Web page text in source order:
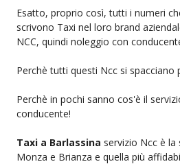
Esatto, proprio così, tutti i numeri
scrivono Taxi nel loro brand
NCC, quindi noleggio con
Perchè tutti questi Ncc si spacciano
Perchè in pochi sanno cos'è il
conducente!
Taxi a Barlassina servizio Ncc è
Monza e Brianza e quella più